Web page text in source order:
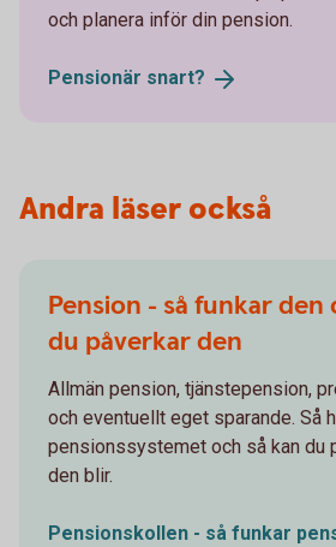
och planera inför din pension.
Pensionär snart?
Andra läser också
Pension - så funkar den
du påverkar den
Allmän pension, tjänstepension,
och eventuellt eget sparande. Så
pensionssystemet och så kan du
den blir.
Pensionskollen - så funkar